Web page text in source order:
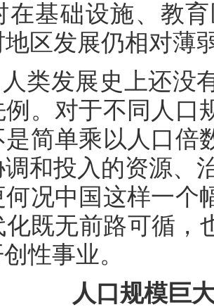
在基础设施、教
地区发展仍相对薄
类发展史上还没
。对于不同人口
是简单乘以人口倍
和投入的资源、
况中国这样一个
化既无前路可循，
性事业。
人口规模巨